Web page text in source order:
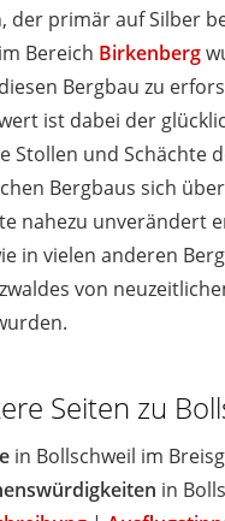
der primär auf Silber
Bereich Birkenberg
Bergbau zu
ist dabei der
Stollen und Schächte
Bergbaus sich
nahezu unverändert
in vielen anderen
von
Seiten zu
in Bollschweil im
in